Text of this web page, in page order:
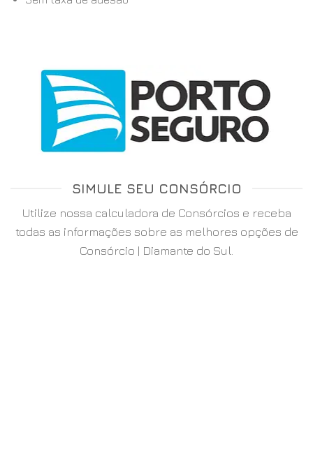
SIMULE SEU CONSÓRCIO
Utilize nossa calculadora de Consórcios e receba
todas as informações sobre as melhores opções de
Consórcio | Diamante do Sul.